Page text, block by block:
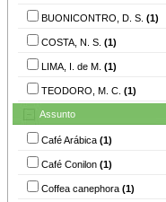
BUONICONTRO, D. S. (1)
COSTA, N. S. (1)
LIMA, I. de M. (1)
TEODORO, M. C. (1)
Assunto
Café Arábica (1)
Café Conilon (1)
Coffea canephora (1)